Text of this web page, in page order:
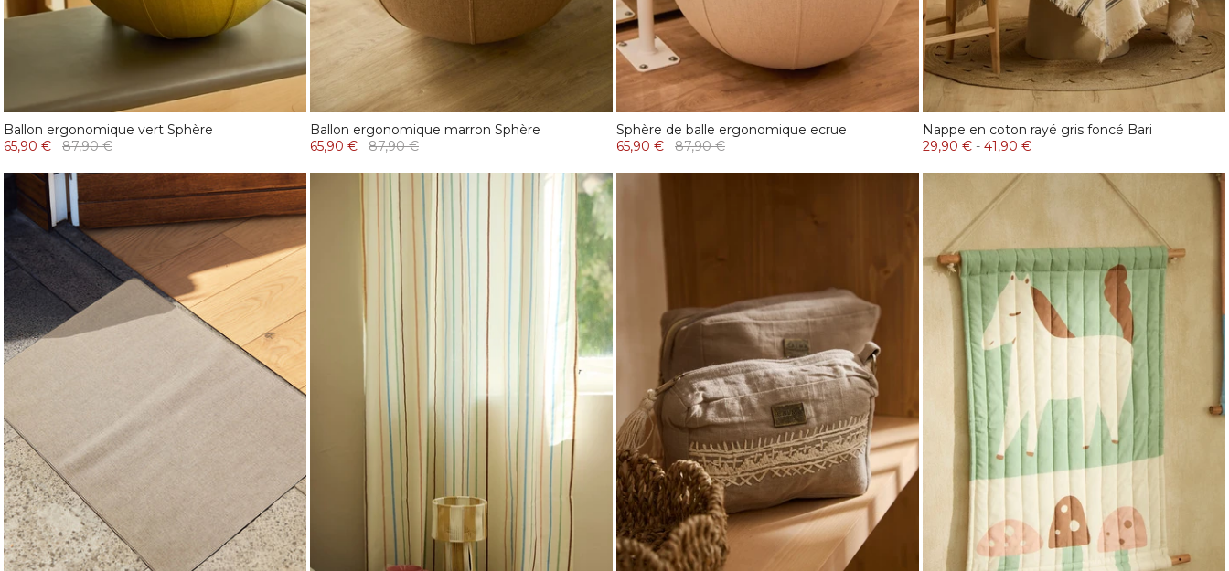
Ballon ergonomique vert Sphère
65,90 €
87,90 €
Ballon ergonomique marron Sphère
65,90 €
87,90 €
Sphère de balle ergonomique ecrue
65,90 €
87,90 €
Nappe en coton rayé gris foncé Bari
29,90 € - 41,90 €